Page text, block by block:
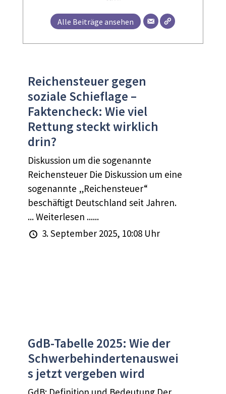
Alle Beiträge ansehen
Reichensteuer gegen
soziale Schieflage –
Faktencheck: Wie viel
Rettung steckt wirklich
drin?
Diskussion um die sogenannte
Reichensteuer Die Diskussion um eine
sogenannte „Reichensteuer“
beschäftigt Deutschland seit Jahren.
... Weiterlesen ......
3. September 2025, 10:08 Uhr
GdB-Tabelle 2025: Wie der
Schwerbehindertenauswei
s jetzt vergeben wird